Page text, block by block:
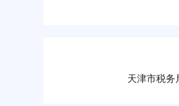
天津市税务